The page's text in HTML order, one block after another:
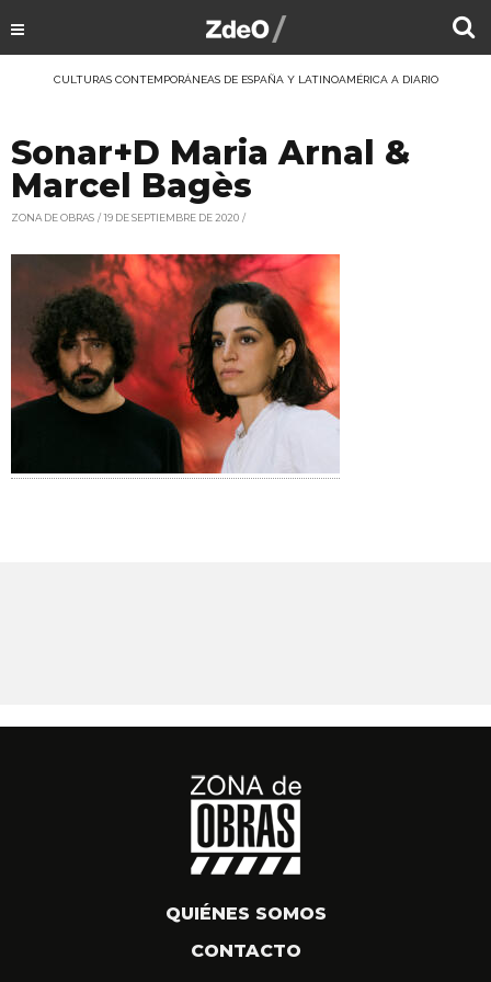
CULTURAS CONTEMPORÁNEAS DE ESPAÑA Y LATINOAMÉRICA A DIARIO
Sonar+D Maria Arnal &
Marcel Bagès
ZONA DE OBRAS 19 DE SEPTIEMBRE DE 2020
QUIÉNES SOMOS
CONTACTO